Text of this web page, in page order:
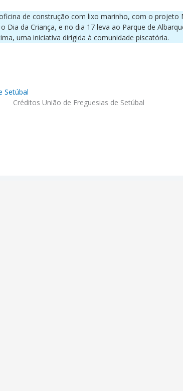
de construção com lixo marinho, com o projeto
Dia da Criança, e no dia 17 leva ao Parque de
uma iniciativa dirigida à comunidade piscatória.
Créditos União de Freguesias de Setúbal